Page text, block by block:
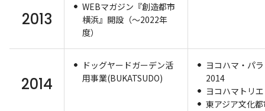
2013
WEBマガジン『創造都市
横浜』開設（～2022年
度）
2014
ドッグヤードガーデン活
用事業(BUKATSUDO)
ヨコハマ・パ
2014
ヨコハマトリ
東アジア文化